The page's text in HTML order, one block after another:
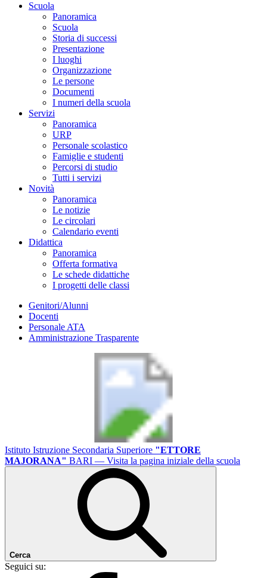
Scuola
Panoramica
Scuola
Storia di successi
Presentazione
I luoghi
Organizzazione
Le persone
Documenti
I numeri della scuola
Servizi
Panoramica
URP
Personale scolastico
Famiglie e studenti
Percorsi di studio
Tutti i servizi
Novità
Panoramica
Le notizie
Le circolari
Calendario eventi
Didattica
Panoramica
Offerta formativa
Le schede didattiche
I progetti delle classi
Genitori/Alunni
Docenti
Personale ATA
Amministrazione Trasparente
Istituto Istruzione Secondaria Superiore "ETTORE
MAJORANA" BARI — Visita la pagina iniziale della scuola
Cerca
Seguici su: